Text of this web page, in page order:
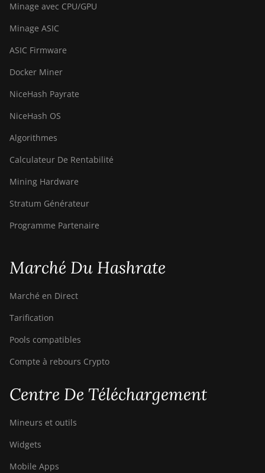
Minage avec CPU/GPU
Minage ASIC
ASIC Firmware
Docker Miner
NiceHash Payrate
NiceHash OS
Algorithmes
Calculateur De Rentabilité
Mining Hardware
Stratum Générateur
Programme Partenaire
Marché Du Hashrate
Marché en Direct
Tarification
Pools compatibles
Compte à rebours Crypto
Centre De Téléchargement
Mineurs et outils
Widgets
Mobile Apps